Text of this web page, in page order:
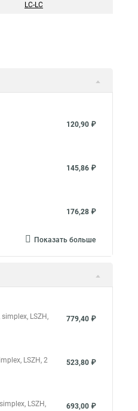
LC-LC
120,90 ₽
145,86 ₽
176,28 ₽
Показать больше
LSZH,
779,40 ₽
LSZH, 2
523,80 ₽
LSZH,
693,00 ₽